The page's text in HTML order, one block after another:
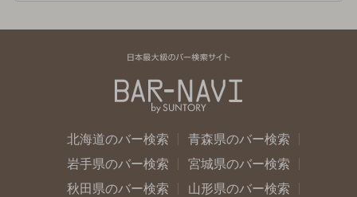
北海道のバー検索
青森県のバー検索
岩手県のバー検索
宮城県のバー検索
秋田県のバー検索
山形県のバー検索